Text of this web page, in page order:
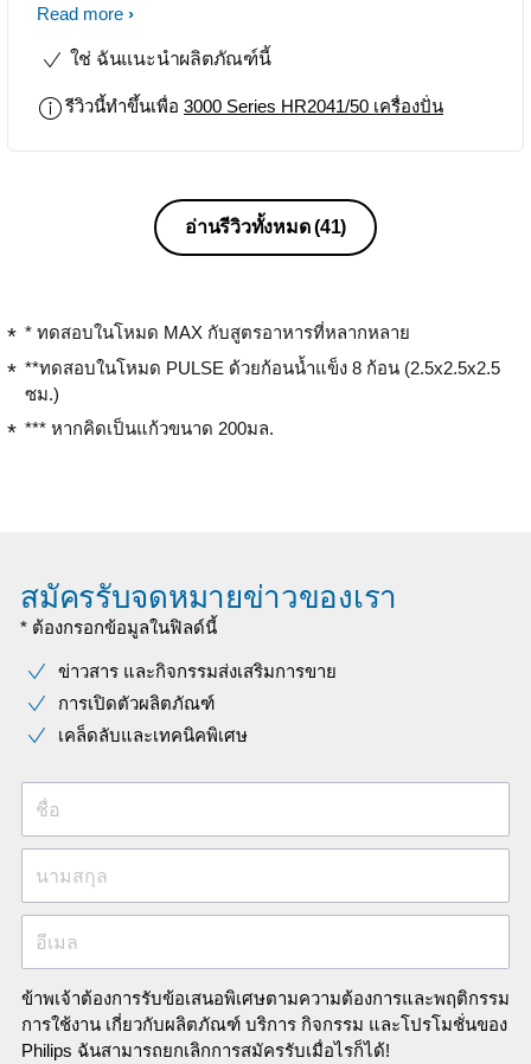
ขนาดกะทัดรัดกำลังดี
Read more
ใช่ ฉันแนะนำผลิตภัณฑ์นี้
รีวิวนี้ทำขึ้นเพื่อ 3000 Series HR2041/50 เครื่องปั่น
อ่านรีวิวทั้งหมด(41)
* ทดสอบในโหมด MAX กับสูตรอาหารที่หลากหลาย
**ทดสอบในโหมด PULSE ด้วยก้อนน้ำแข็ง 8 ก้อน (2.5x2.5x2.5
ซม.)
*** หากคิดเป็นแก้วขนาด 200มล.
สมัครรับจดหมายข่าวของเรา
* ต้องกรอกข้อมูลในฟิลด์นี้
ข่าวสาร และกิจกรรมส่งเสริมการขาย
การเปิดตัวผลิตภัณฑ์
เคล็ดลับและเทคนิคพิเศษ
ชื่อ
นามสกุล
อีเมล
ข้าพเจ้าต้องการรับข้อเสนอพิเศษตามความต้องการและพฤติกรรม
การใช้งาน เกี่ยวกับผลิตภัณฑ์ บริการ กิจกรรม และโปรโมชั่นของ
Philips ฉันสามารถยกเลิกการสมัครรับเมื่อไรก็ได้!